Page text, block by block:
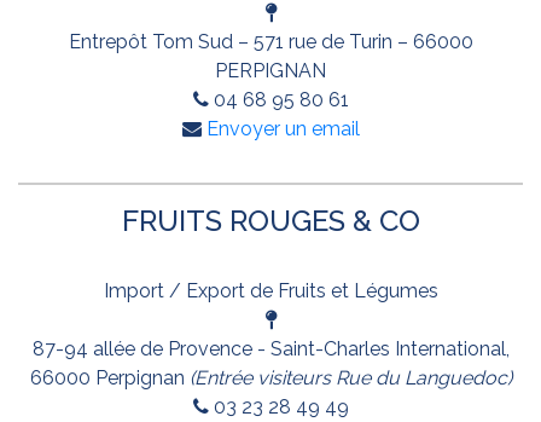
Entrepôt Tom Sud – 571 rue de Turin – 66000
PERPIGNAN
04 68 95 80 61
Envoyer un email
FRUITS ROUGES & CO
Import / Export de Fruits et Légumes
87-94 allée de Provence - Saint-Charles International,
66000 Perpignan (Entrée visiteurs Rue du Languedoc)
03 23 28 49 49